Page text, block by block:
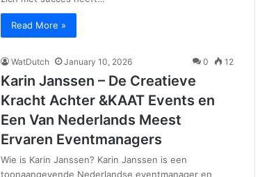
Read More »
WatDutch January 10, 2026 0 12
Karin Janssen – De Creatieve
Kracht Achter &KAAT Events en
Een Van Nederlands Meest
Ervaren Eventmanagers
Wie is Karin Janssen? Karin Janssen is een
toonaangevende Nederlandse eventmanager en